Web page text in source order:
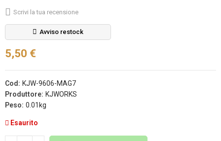
Scrivi la tua recensione
Avviso restock
5,50 €
Cod: KJW-9606-MAG7
Produttore: KJWORKS
Peso: 0.01kg
Esaurito